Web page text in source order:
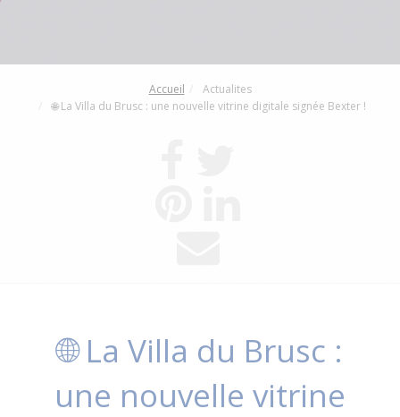
Accueil
Actualites
🌐 La Villa du Brusc : une nouvelle vitrine digitale signée Bexter !
🌐 La Villa du Brusc :
une nouvelle vitrine